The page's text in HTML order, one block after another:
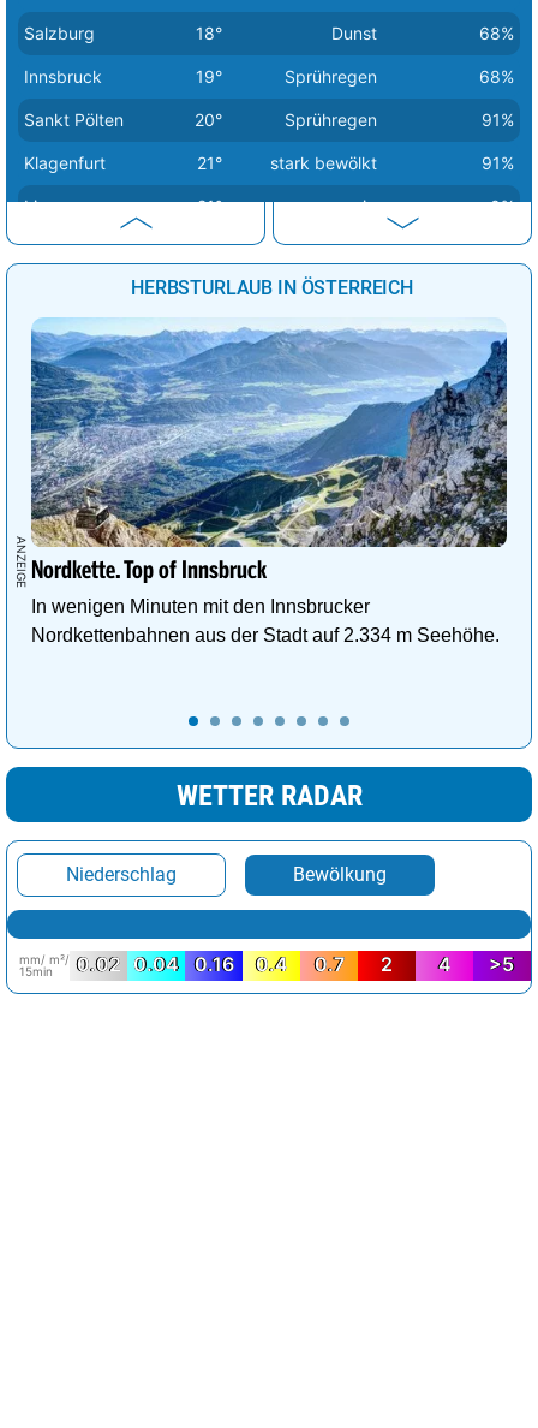
Salzburg 18° Dunst 68%
Innsbruck 19° Sprühregen 68%
Sankt Pölten 20° Sprühregen 91%
Klagenfurt 21° stark bewölkt 91%
Linz 21° sonnig 0%
Eisenstadt 22° Sprühregen 90%
23° Sprühregen
Graz 24° Sprühregen 15%
HERBSTURLAUB IN ÖSTERREICH
Nordkette. Top of Innsbruck
In wenigen Minuten mit den Innsbrucker
Nordkettenbahnen aus der Stadt auf 2.334 m Seehöhe.
WETTER RADAR
Niederschlag Bewölkung
mm/ m²/
15min
0.02 0.04 0.16 0.4 0.7 2 4 >5